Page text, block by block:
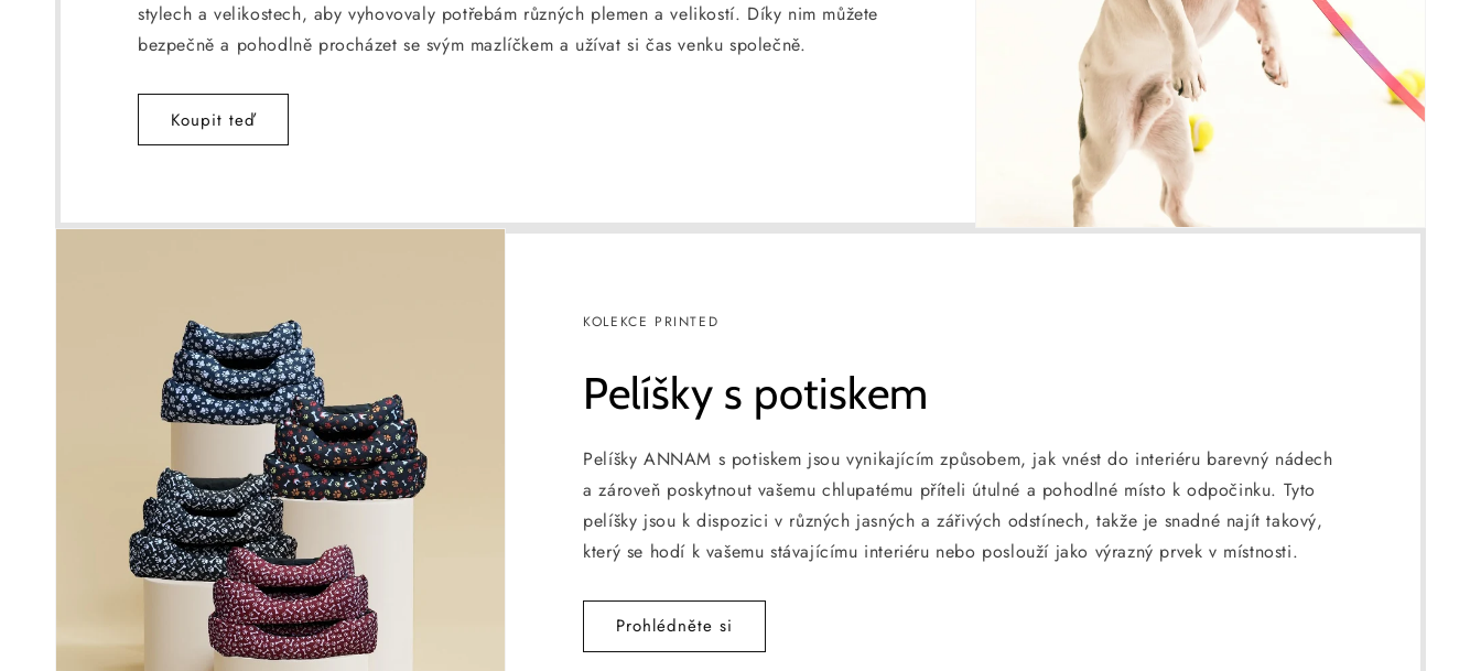
stylech a velikostech, aby vyhovovaly potřebám různých plemen a velikostí. Díky nim můžete
bezpečně a pohodlně procházet se svým mazlíčkem a užívat si čas venku společně.
Koupit teď
KOLEKCE PRINTED
Pelíšky s potiskem
Pelíšky ANNAM s potiskem jsou vynikajícím způsobem, jak vnést do interiéru barevný nádech
a zároveň poskytnout vašemu chlupatému příteli útulné a pohodlné místo k odpočinku. Tyto
pelíšky jsou k dispozici v různých jasných a zářivých odstínech, takže je snadné najít takový,
který se hodí k vašemu stávajícímu interiéru nebo poslouží jako výrazný prvek v místnosti.
Prohlédněte si